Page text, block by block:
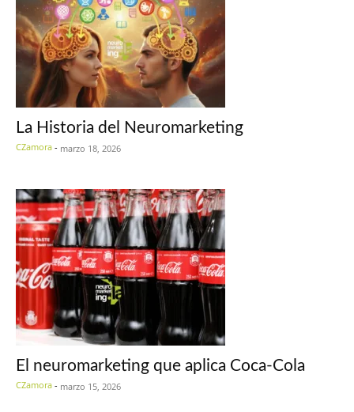
La Historia del Neuromarketing
CZamora - marzo 18, 2026
El neuromarketing que aplica Coca-Cola
CZamora - marzo 15, 2026